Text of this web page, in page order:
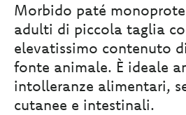
Morbido paté
adulti di piccola taglia
elevatissimo contenuto
fonte animale. È ideale
intolleranze alimentari,
cutanee e intestinali.